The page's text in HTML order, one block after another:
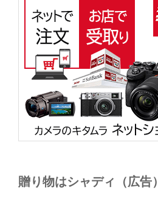
贈り物はシャディ（広告）